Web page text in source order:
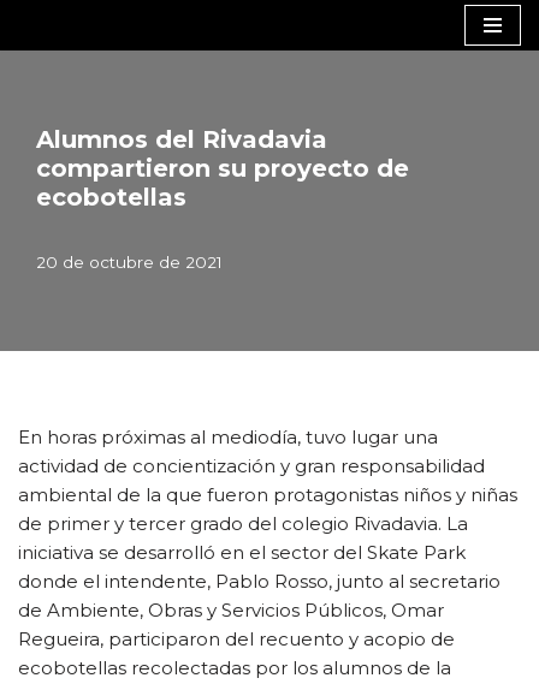
Alumnos del Rivadavia
compartieron su proyecto de
ecobotellas
20 de octubre de 2021
En horas próximas al mediodía, tuvo lugar una
actividad de concientización y gran responsabilidad
ambiental de la que fueron protagonistas niños y niñas
de primer y tercer grado del colegio Rivadavia. La
iniciativa se desarrolló en el sector del Skate Park
donde el intendente, Pablo Rosso, junto al secretario
de Ambiente, Obras y Servicios Públicos, Omar
Regueira, participaron del recuento y acopio de
ecobotellas recolectadas por los alumnos de la